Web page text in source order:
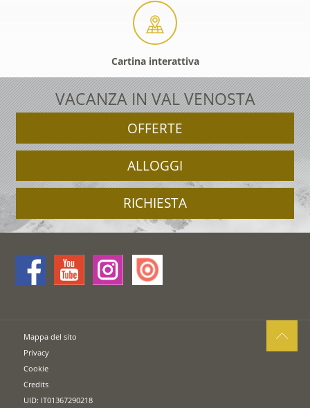
Cartina interattiva
VACANZA IN VAL VENOSTA
OFFERTE
ALLOGGI
RICHIESTA
Mappa del sito
Privacy
Cookie
Credits
UID: IT01367290218